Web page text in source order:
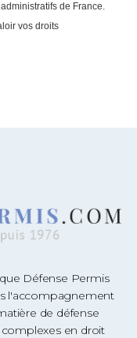
de France.
vos droits
Défense Permis
l'accompagnement
de défense
en droit